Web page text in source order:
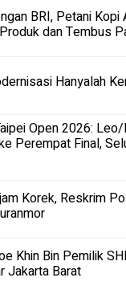
BRI, Petani Kopi
dan Tembus
Hanyalah
Open 2026:
Perempat Final,
Korek, Reskrim
Khin Bin Pemilik
Jakarta Barat